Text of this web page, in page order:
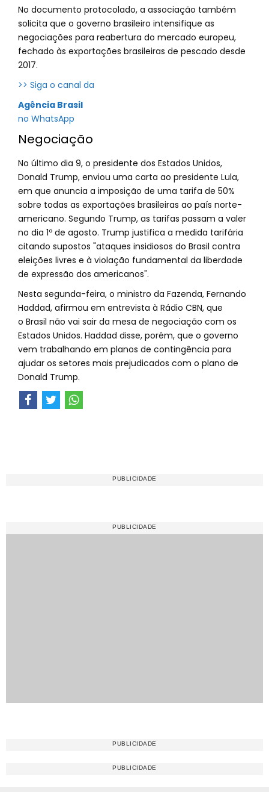
No documento protocolado, a associação também
solicita que o governo brasileiro intensifique as
negociações para reabertura do mercado europeu,
fechado às exportações brasileiras de pescado desde
2017.
>> Siga o canal da
Agência Brasil
no WhatsApp
Negociação
No último dia 9, o presidente dos Estados Unidos,
Donald Trump, enviou uma carta ao presidente Lula,
em que anuncia a imposição de uma tarifa de 50%
sobre todas as exportações brasileiras ao país norte-
americano. Segundo Trump, as tarifas passam a valer
no dia 1º de agosto. Trump justifica a medida tarifária
citando supostos "ataques insidiosos do Brasil contra
eleições livres e à violação fundamental da liberdade
de expressão dos americanos".
Nesta segunda-feira, o ministro da Fazenda, Fernando
Haddad, afirmou em entrevista à Rádio CBN, que
o Brasil não vai sair da mesa de negociação com os
Estados Unidos. Haddad disse, porém, que o governo
vem trabalhando em planos de contingência para
ajudar os setores mais prejudicados com o plano de
Donald Trump.